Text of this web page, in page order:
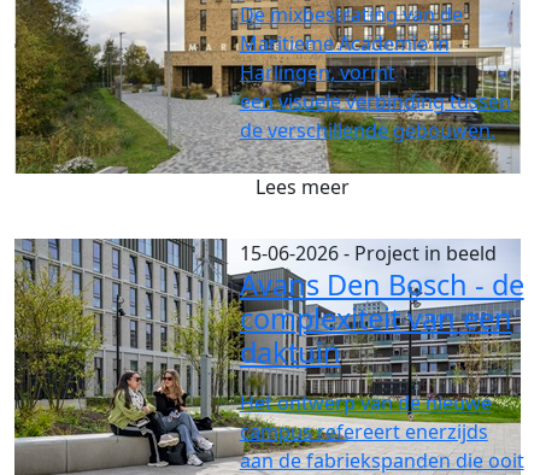
De mixbestrating van de
Maritieme Academie in
Harlingen, vormt
een visuele verbinding tussen
de verschillende gebouwen.
Lees meer
15-06-2026- Project in beeld
Avans Den Bosch - de
complexiteit van een
daktuin
Het ontwerp van de nieuwe
campus refereert enerzijds
aan de fabriekspanden die ooit